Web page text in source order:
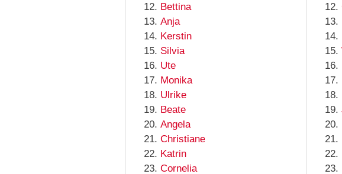
Bettina
Anja
Kerstin
Silvia
Ute
Monika
Ulrike
Beate
Angela
Christiane
Katrin
Cornelia